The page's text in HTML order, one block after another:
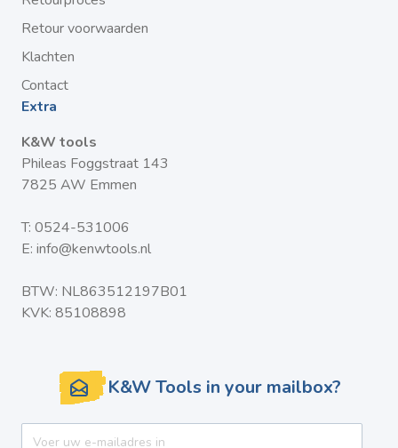
Retour voorwaarden
Klachten
Contact
Extra
K&W tools
Phileas Foggstraat 143
7825 AW Emmen
T: 0524-531006
E: info@kenwtools.nl
BTW: NL863512197B01
KVK: 85108898
K&W Tools in your mailbox?